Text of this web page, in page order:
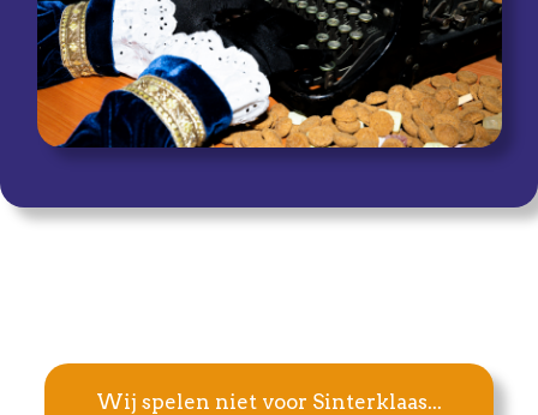
Wij spelen niet voor Sinterklaas...